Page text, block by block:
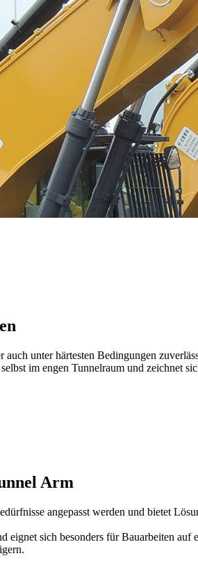
unter härtesten Bedingungen
im engen Tunnelraum und zeichnet
Arm
angepasst werden und bietet
sich besonders für Bauarbeiten